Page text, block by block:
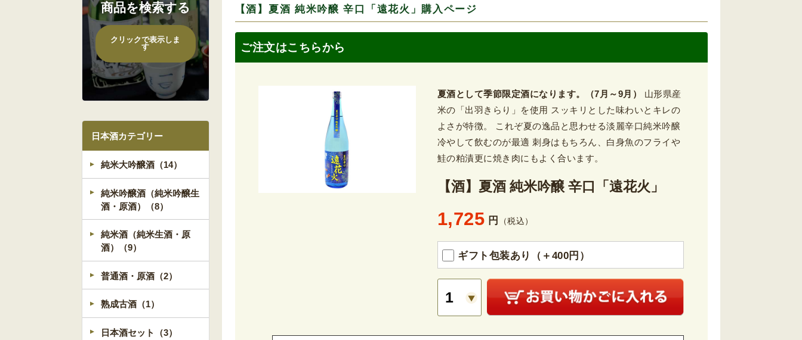
【酒】夏酒 純米吟醸 辛口「遠花火」購入ページ
ご注文はこちらから
夏酒として季節限定酒になります。（7月～9月）
山形県産
米の「出羽きらり」を使用 スッキリとした味わいとキレの
よさが特徴。 これぞ夏の逸品と思わせる淡麗辛口純米吟醸
冷やして飲むのが最適 刺身はもちろん、白身魚のフライや
鮭の粕漬更に焼き肉にもよく合います。
【酒】夏酒 純米吟醸 辛口「遠花火」
1,725 円 （税込）
ギフト包装あり（＋400円）
商品を検索する
日本酒カテゴリー
純米大吟醸酒（14）
純米吟醸酒（純米吟醸生
酒・原酒）（8）
純米酒（純米生酒・原
酒）（9）
普通酒・原酒（2）
熟成古酒（1）
日本酒セット（3）